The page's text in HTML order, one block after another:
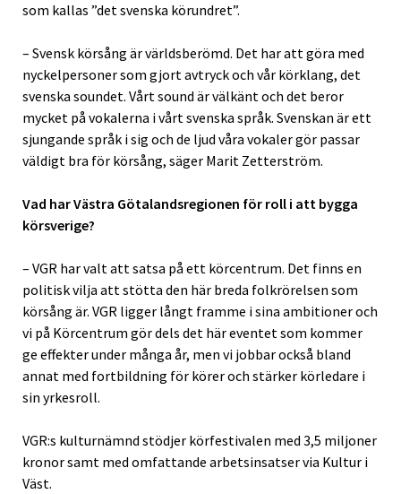
som kallas ”det svenska körundret”.
– Svensk körsång är världsberömd. Det har att göra med
nyckelpersoner som gjort avtryck och vår körklang, det
svenska soundet. Vårt sound är välkänt och det beror
mycket på vokalerna i vårt svenska språk. Svenskan är ett
sjungande språk i sig och de ljud våra vokaler gör passar
väldigt bra för körsång, säger Marit Zetterström.
Vad har Västra Götalandsregionen för roll i att bygga
körsverige?
– VGR har valt att satsa på ett körcentrum. Det finns en
politisk vilja att stötta den här breda folkrörelsen som
körsång är. VGR ligger långt framme i sina ambitioner och
vi på Körcentrum gör dels det här eventet som kommer
ge effekter under många år, men vi jobbar också bland
annat med fortbildning för körer och stärker körledare i
sin yrkesroll.
VGR:s kulturnämnd stödjer körfestivalen med 3,5 miljoner
kronor samt med omfattande arbetsinsatser via Kultur i
Väst.